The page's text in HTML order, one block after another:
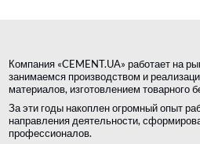
Компания «CEMENT.UA» работает на
занимаемся производством и
материалов, изготовлением товарного
За эти годы накоплен огромный опыт
направления деятельности,
профессионалов.